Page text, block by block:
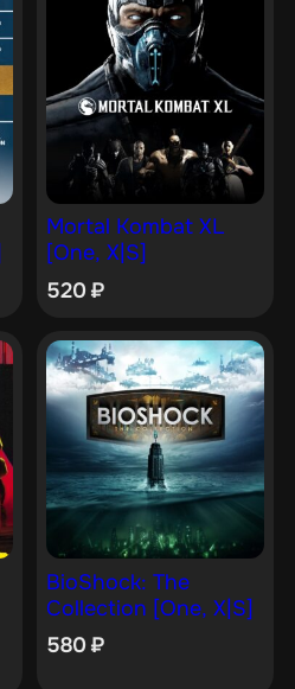
Mortal Kombat XL
[One, X|S]
520₽
BioShock: The
Collection [One, X|S]
580₽